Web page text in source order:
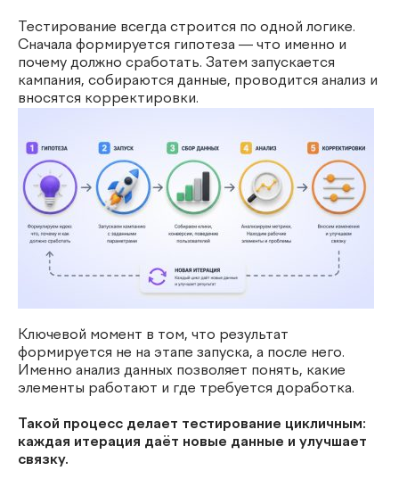
Тестирование всегда строится по одной логике.
Сначала формируется гипотеза — что именно и
почему должно сработать. Затем запускается
кампания, собираются данные, проводится анализ и
вносятся корректировки.
Ключевой момент в том, что результат
формируется не на этапе запуска, а после него.
Именно анализ данных позволяет понять, какие
элементы работают и где требуется доработка.
Такой процесс делает тестирование цикличным:
каждая итерация даёт новые данные и улучшает
связку.